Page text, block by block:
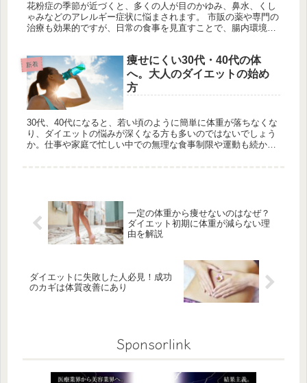
花粉症の季節が近づくと、多くの人が目のかゆみ、鼻水、くし
ゃみなどのアレルギー症状に悩まされます。 市販の薬や専門の
治療も効果的ですが、日常の食事を見直すことで、腸内環境を
新着
痩せにくい30代・40代の体
へ。大人のダイエットの始め
方
30代、40代になると、若い頃のように簡単に体重が落ちなくな
り、ダイエットの悩みが深くなる方も多いのではないでしょう
か。仕事や家庭で忙しい中での無理な食事制限や運動も続か
一定の体重から痩せないのはなぜ？
ダイエット初期に体重が減らない理
由を解説
ダイエットに失敗した人必見！成功
のカギは体質改善にあり
Sponsorlink